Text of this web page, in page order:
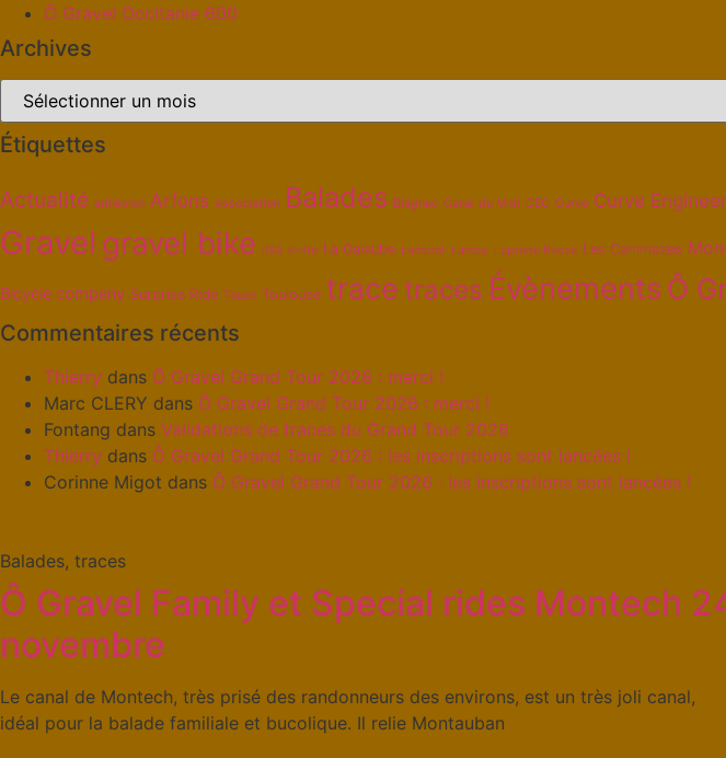
Ô Gravel Occitanie 600
Archives
Étiquettes
Actualité adhésion Arfons Association Balades Blagnac Canal du Midi CEC Curve Curve
Gravel gravel bike IGG k-lite La Galaube Lampiot Lampy Laprade Basse Les Cammazes
Bicycle company Surprise Ride Touch Toulouse trace traces Évènements Ô
Commentaires récents
Thierry dans Ô Gravel Grand Tour 2026 : merci !
Marc CLERY dans Ô Gravel Grand Tour 2026 : merci !
Fontang dans Validations de traces du Grand Tour 2026
Thierry dans Ô Gravel Grand Tour 2026 : les inscriptions sont lancées !
Corinne Migot dans Ô Gravel Grand Tour 2026 : les inscriptions sont lancées !
Balades, traces
Ô Gravel Family et Special rides Montech
novembre
Le canal de Montech, très prisé des randonneurs des environs, est un très joli canal,
idéal pour la balade familiale et bucolique. Il relie Montauban